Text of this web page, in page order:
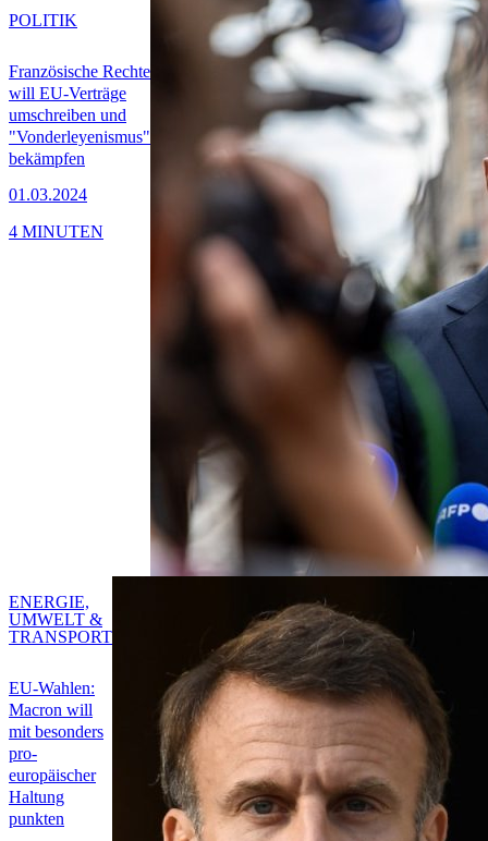
Französische Rechte
will EU-Verträge
umschreiben und
"Vonderleyenismus"
bekämpfen
01.03.2024
POLITIK
4 MINUTEN
EU-Wahlen:
Macron will
mit besonders
pro-
europäischer
Haltung
punkten
ENERGIE,
UMWELT &
TRANSPORT